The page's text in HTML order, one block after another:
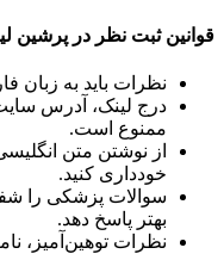
قوانین ثبت نظر در پرشین
نظرات باید به زبان
درج لینک، آدرس
ممنوع است.
از نوشتن متن
خودداری کنید.
سوالات پزشکی را
بهتر پاسخ دهد.
نظرات توهین‌آمیز،